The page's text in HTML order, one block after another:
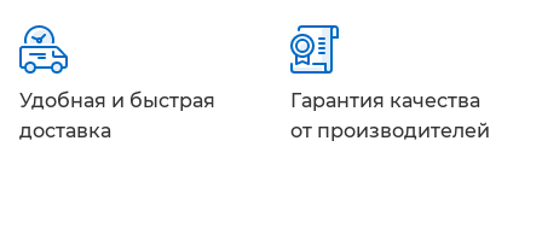
Удобная и быстрая
доставка
Гарантия качества
от производителей